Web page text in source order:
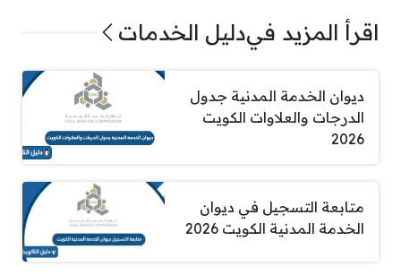
اقرأ المزيد فيدليل الخدمات
ديوان الخدمة المدنية جدول
الدرجات والعلاوات الكويت
2026
متابعة التسجيل في ديوان
الخدمة المدنية الكويت 2026